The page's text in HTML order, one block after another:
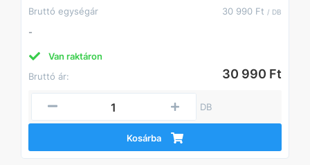
Bruttó egységár
30 990 Ft / DB
-
Van raktáron
Bruttó ár:
30 990 Ft
DB
Kosárba